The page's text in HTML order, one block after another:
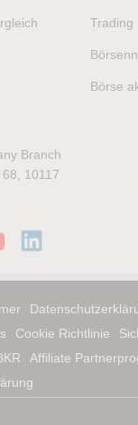
Trading
Börse
Branch
10117
Cookie Richtlinie
Affiliate